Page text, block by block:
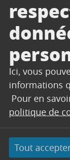
Ici, vous
informations
Pour en
politique de
Tout
dans plus de
partenaires,
déployée par
Olympiques et
Le
décembre
les jeunes à
sportive, leur
de découvrir
poursuivre
Pour plus